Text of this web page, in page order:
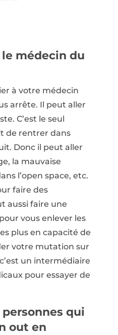
médecin du
à votre médecin
arrête. Il peut aller
C’est le seul
de rentrer dans
Donc il peut aller
la mauvaise
l’open space, etc.
faire des
aussi faire une
vous enlever les
plus en capacité de
votre mutation sur
un intermédiaire
pour essayer de
qui
out en